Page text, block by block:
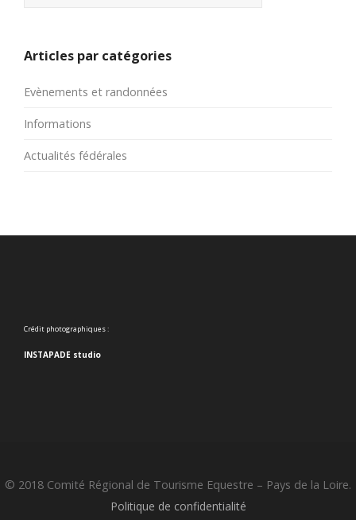
Articles par catégories
Evènements et randonnées
Informations
Actualités fédérales
Crédit photographiques :
INSTAPADE studio
© 2018 Comité Régional de Tourisme Equestre – Pays de la Loire.
Politique de confidentialité